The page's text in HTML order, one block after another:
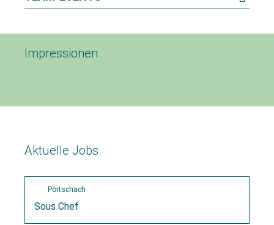
Impressionen
Aktuelle Jobs
Pörtschach
Sous Chef